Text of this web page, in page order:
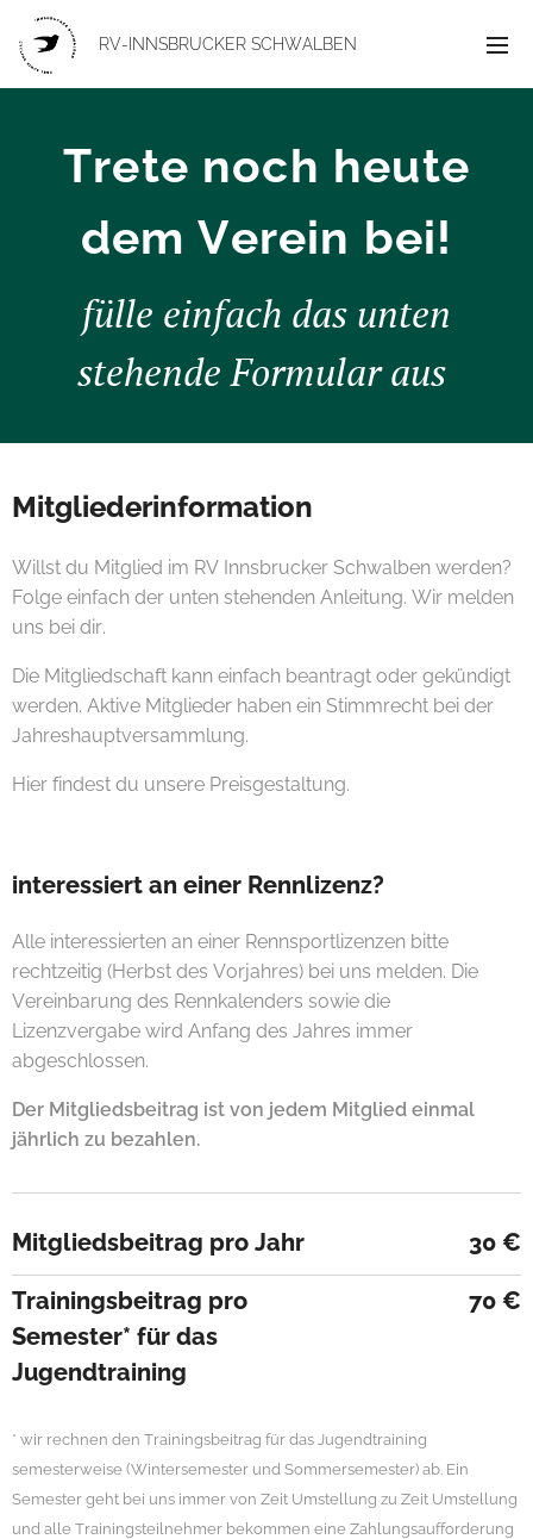
RV-INNSBRUCKER SCHWALBEN
Trete noch heute
dem Verein bei!
fülle einfach das unten
stehende Formular aus
Mitgliederinformation
Willst du Mitglied im RV Innsbrucker Schwalben werden?
Folge einfach der unten stehenden Anleitung. Wir melden
uns bei dir.
Die Mitgliedschaft kann einfach beantragt oder gekündigt
werden. Aktive Mitglieder haben ein Stimmrecht bei der
Jahreshauptversammlung.
Hier findest du unsere Preisgestaltung.
interessiert an einer Rennlizenz?
Alle interessierten an einer Rennsportlizenzen bitte
rechtzeitig (Herbst des Vorjahres) bei uns melden. Die
Vereinbarung des Rennkalenders sowie die
Lizenzvergabe wird Anfang des Jahres immer
abgeschlossen.
Der Mitgliedsbeitrag ist von jedem Mitglied einmal
jährlich zu bezahlen.
Mitgliedsbeitrag pro Jahr 30 €
Trainingsbeitrag pro
Semester* für das
Jugendtraining
70 €
* wir rechnen den Trainingsbeitrag für das Jugendtraining
semesterweise (Wintersemester und Sommersemester) ab. Ein
Semester geht bei uns immer von Zeit Umstellung zu Zeit Umstellung
und alle Trainingsteilnehmer bekommen eine Zahlungsaufforderung